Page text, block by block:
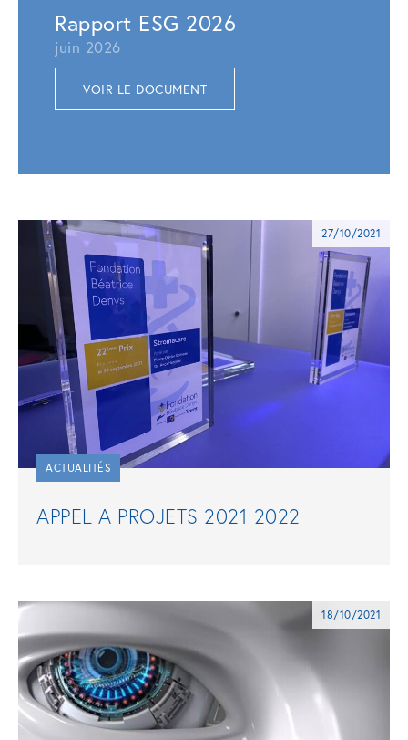
Rapport ESG 2026
juin 2026
VOIR LE DOCUMENT
27/10/2021
ACTUALITÉS
APPEL A PROJETS 2021 2022
18/10/2021